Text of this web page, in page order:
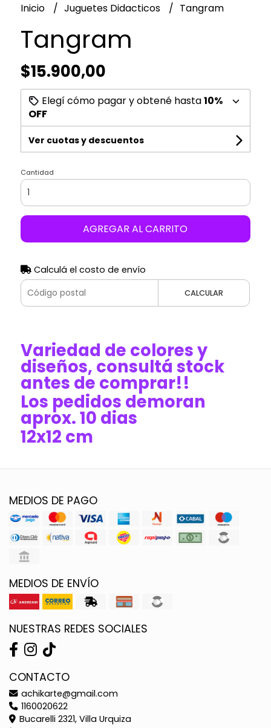
Inicio Juguetes Didacticos Tangram
Tangram
$15.900,00
Elegí cómo pagar y obtené hasta10%
OFF
Ver cuotas y descuentos
Cantidad
AGREGAR AL CARRITO
Calculá el costo de envío
CALCULAR
Variedad de colores y
diseños, consultá stock
antes de comprar!!
Los pedidos demoran
aprox. 10 dias
12x12 cm
MEDIOS DE PAGO
MEDIOS DE ENVÍO
NUESTRAS REDES SOCIALES
CONTACTO
achikarte@gmail.com
1160020622
Bucarelli 2321, Villa Urquiza